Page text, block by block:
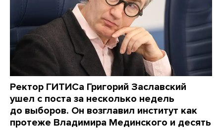
Ректор ГИТИСа Григорий Заславский
ушел с поста за несколько недель
до выборов. Он возглавил институт как
протеже Владимира Мединского и десять